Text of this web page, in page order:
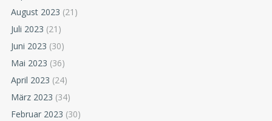
August 2023 (21)
Juli 2023 (21)
Juni 2023 (30)
Mai 2023 (36)
April 2023 (24)
März 2023 (34)
Februar 2023 (30)